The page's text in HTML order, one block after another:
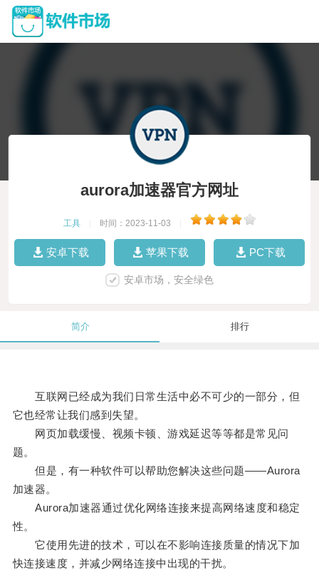
aurora加速器官方网址
工具 时间：2023-11-03
安卓下载 苹果下载 PC下载
安卓市场，安全绿色
简介 排行
互联网已经成为我们日常生活中必不可少的一部分，但
它也经常让我们感到失望。
网页加载缓慢、视频卡顿、游戏延迟等等都是常见问
题。
但是，有一种软件可以帮助您解决这些问题——Aurora
加速器。
Aurora加速器通过优化网络连接来提高网络速度和稳定
性。
它使用先进的技术，可以在不影响连接质量的情况下加
快连接速度，并减少网络连接中出现的干扰。